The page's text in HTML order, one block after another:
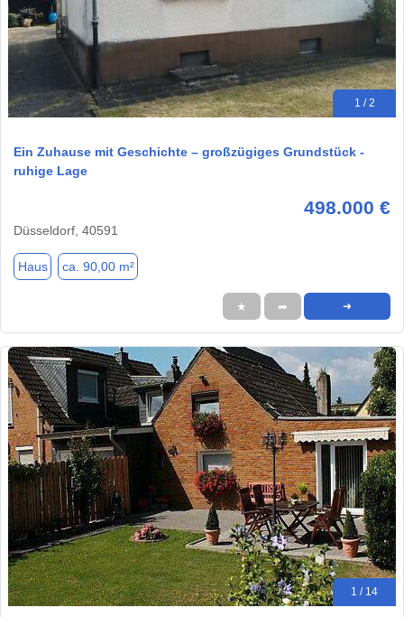
1 / 2
Ein Zuhause mit Geschichte – großzügiges Grundstück -
ruhige Lage
498.000 €
Düsseldorf, 40591
Haus ca. 90,00 m²
★ ➦ ➜
1 / 14